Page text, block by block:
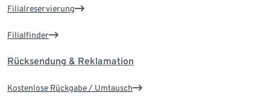
Filialreservierung
Filialfinder
Rücksendung & Reklamation
Kostenlose Rückgabe / Umtausch